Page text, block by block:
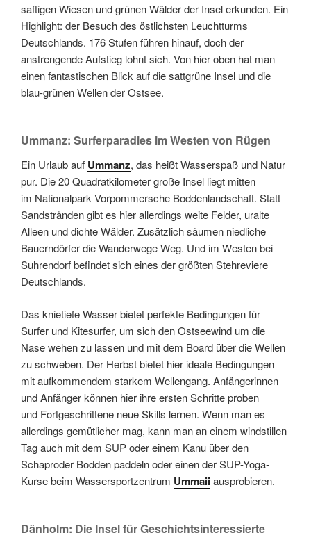
saftigen Wiesen und grünen Wälder der Insel erkunden. Ein
Highlight: der Besuch des östlichsten Leuchtturms
Deutschlands. 176 Stufen führen hinauf, doch der
anstrengende Aufstieg lohnt sich. Von hier oben hat man
einen fantastischen Blick auf die sattgrüne Insel und die
blau-grünen Wellen der Ostsee.
Ummanz: Surferparadies im Westen von Rügen
Ein Urlaub auf Ummanz, das heißt Wasserspaß und Natur
pur. Die 20 Quadratkilometer große Insel liegt mitten
im Nationalpark Vorpommersche Boddenlandschaft. Statt
Sandstränden gibt es hier allerdings weite Felder, uralte
Alleen und dichte Wälder. Zusätzlich säumen niedliche
Bauerndörfer die Wanderwege Weg. Und im Westen bei
Suhrendorf befindet sich eines der größten Stehreviere
Deutschlands.
Das knietiefe Wasser bietet perfekte Bedingungen für
Surfer und Kitesurfer, um sich den Ostseewind um die
Nase wehen zu lassen und mit dem Board über die Wellen
zu schweben. Der Herbst bietet hier ideale Bedingungen
mit aufkommendem starkem Wellengang. Anfängerinnen
und Anfänger können hier ihre ersten Schritte proben
und Fortgeschrittene neue Skills lernen. Wenn man es
allerdings gemütlicher mag, kann man an einem windstillen
Tag auch mit dem SUP oder einem Kanu über den
Schaproder Bodden paddeln oder einen der SUP-Yoga-
Kurse beim Wassersportzentrum Ummaiiausprobieren.
Dänholm: Die Insel für Geschichtsinteressierte